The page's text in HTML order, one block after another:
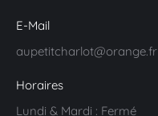
E-Mail
aupetitcharlot@orange.fr
Horaires
Lundi & Mardi : Fermé